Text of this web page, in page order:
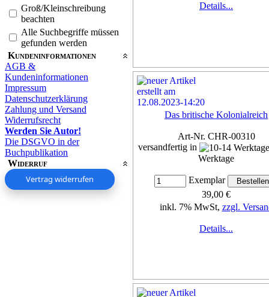
Groß/Kleinschreibung
beachten
Alle Suchbegriffe müssen
gefunden werden
Kundeninformationen
AGB &
Kundeninformationen
Impressum
Datenschutzerklärung
Zahlung und Versand
Widerrufsrecht
Werden Sie Autor!
Die DSGVO in der
Buchpublikation
Widerruf
Vertrag widerrufen
Details...
Das britische Kolonialreich
Art-Nr. CHR-00310
versandfertig in
Werktage
Exemplar
39,00 €
inkl. 7% MwSt, zzgl.
Details...